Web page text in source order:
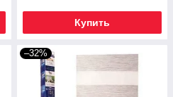
Купить
–32%